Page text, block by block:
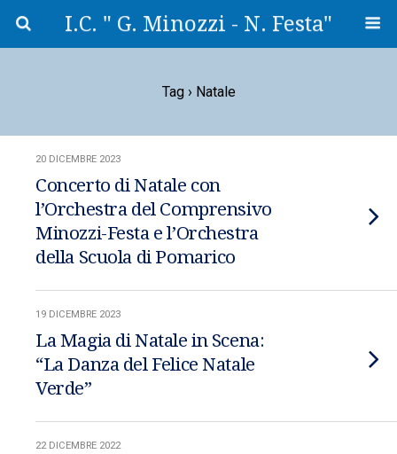
I.C. " G. Minozzi - N. Festa"
Tag › Natale
20 DICEMBRE 2023
Concerto di Natale con
l’Orchestra del Comprensivo
Minozzi-Festa e l’Orchestra
della Scuola di Pomarico
19 DICEMBRE 2023
La Magia di Natale in Scena:
“La Danza del Felice Natale
Verde”
22 DICEMBRE 2022